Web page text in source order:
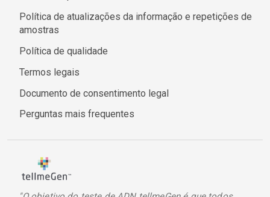
Política de atualizações da informação e repetições de
amostras
Política de qualidade
Termos legais
Documento de consentimento legal
Perguntas mais frequentes